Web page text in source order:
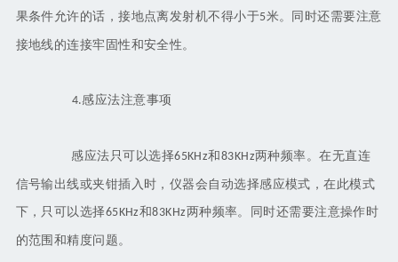
果条件允许的话，接地点离发射机不得小于5米。同时还需要注意
接地线的连接牢固性和安全性。
4.感应法注意事项
感应法只可以选择65KHz和 83KHz两种频率。在无直连
信号输出线或夹钳插入时，仪器会自动选择感应模式，在此模式
下，只可以选择65KHz和83KHz 两种频率。同时还需要注意操作时
的范围和精度问题。